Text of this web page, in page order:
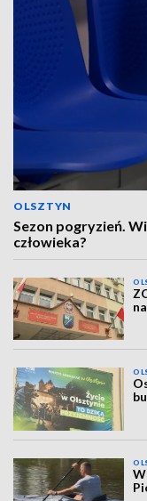
OLSZTYN
Sezon pogryzień.
człowieka?